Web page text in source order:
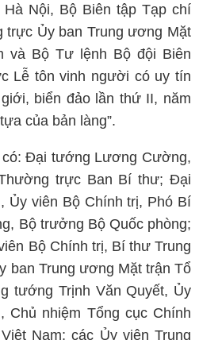
Nội, Bộ Biên tập Tạp chí
trực Ủy ban Trung ương Mặt
và Bộ Tư lệnh Bộ đội Biên
Lễ tôn vinh người có uy tín
biển đảo lần thứ II, năm
của bản làng”.
Đại tướng Lương Cường,
trực Ban Bí thư; Đại
Ủy viên Bộ Chính trị, Phó Bí
Bộ trưởng Bộ Quốc phòng;
Bộ Chính trị, Bí thư Trung
ban Trung ương Mặt trận Tổ
tướng Trịnh Văn Quyết, Ủy
Chủ nhiệm Tổng cục Chính
Nam; các Ủy viên Trung